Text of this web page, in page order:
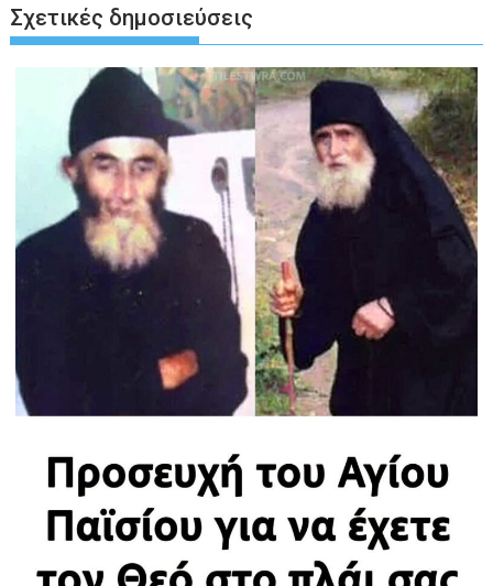
Σχετικές δημοσιεύσεις